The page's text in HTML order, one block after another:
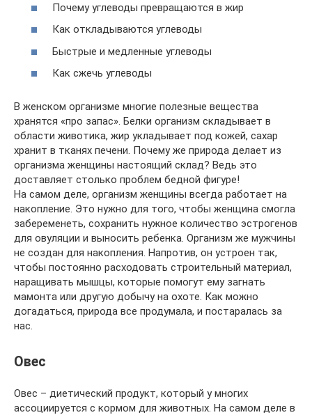
Почему углеводы превращаются в жир
Как откладываются углеводы
Быстрые и медленные углеводы
Как сжечь углеводы
В женском организме многие полезные вещества
хранятся «про запас». Белки организм складывает в
области животика, жир укладывает под кожей, сахар
хранит в тканях печени. Почему же природа делает из
организма женщины настоящий склад? Ведь это
доставляет столько проблем бедной фигуре!
На самом деле, организм женщины всегда работает на
накопление. Это нужно для того, чтобы женщина смогла
забеременеть, сохранить нужное количество эстрогенов
для овуляции и выносить ребенка. Организм же мужчины
не создан для накопления. Напротив, он устроен так,
чтобы постоянно расходовать строительный материал,
наращивать мышцы, которые помогут ему загнать
мамонта или другую добычу на охоте. Как можно
догадаться, природа все продумала, и постаралась за
нас.
Овес
Овес – диетический продукт, который у многих
ассоциируется с кормом для животных. На самом деле в